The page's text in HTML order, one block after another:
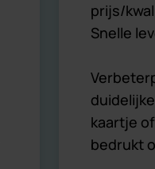
prijs/
Snelle
kaartje
bedrukt